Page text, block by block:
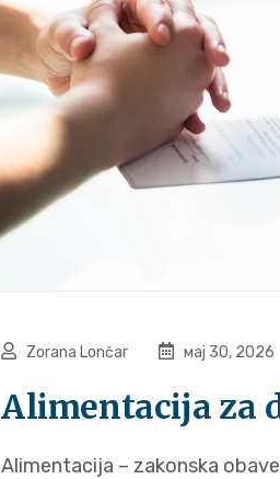
Zorana Lončar мај 30, 2026
Alimentacija za
Alimentacija – zakonska